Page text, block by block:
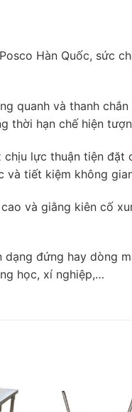
Hàn Quốc, sức
quanh và thanh
thời hạn chế hiện
lực thuận tiện đặt
và tiết kiệm không
và giằng kiên cố
đứng hay dòng
học, xí nghiệp,…